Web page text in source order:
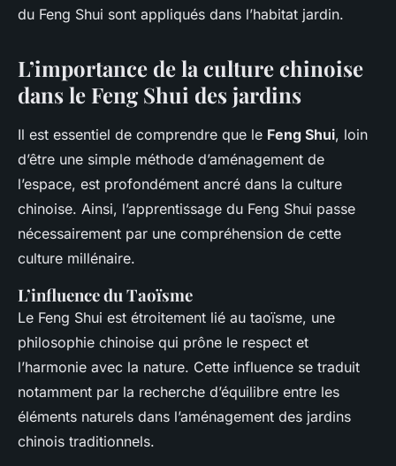
du Feng Shui sont appliqués dans l’habitat jardin.
L’importance de la culture chinoise
dans le Feng Shui des jardins
Il est essentiel de comprendre que le Feng Shui, loin
d’être une simple méthode d’aménagement de
l’espace, est profondément ancré dans la culture
chinoise. Ainsi, l’apprentissage du Feng Shui passe
nécessairement par une compréhension de cette
culture millénaire.
L’influence du Taoïsme
Le Feng Shui est étroitement lié au taoïsme, une
philosophie chinoise qui prône le respect et
l’harmonie avec la nature. Cette influence se traduit
notamment par la recherche d’équilibre entre les
éléments naturels dans l’aménagement des jardins
chinois traditionnels.